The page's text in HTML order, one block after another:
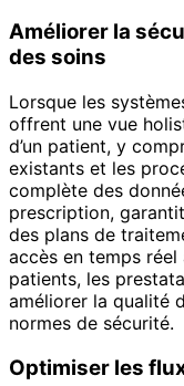
Améliorer la
des soins
Lorsque les
offrent une vue
d’un patient, y
existants et les
complète des
prescription,
des plans de
accès en temps
patients, les
améliorer la qualité
normes de sécurité.
Optimiser les